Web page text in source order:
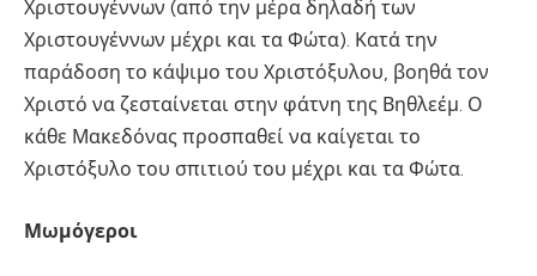
Χριστουγέννων (από την μέρα δηλαδή των
Χριστουγέννων μέχρι και τα Φώτα). Κατά την
παράδοση το κάψιμο του Χριστόξυλου, βοηθά τον
Χριστό να ζεσταίνεται στην φάτνη της Βηθλεέμ. Ο
κάθε Μακεδόνας προσπαθεί να καίγεται το
Χριστόξυλο του σπιτιού του μέχρι και τα Φώτα.
Μωμόγεροι